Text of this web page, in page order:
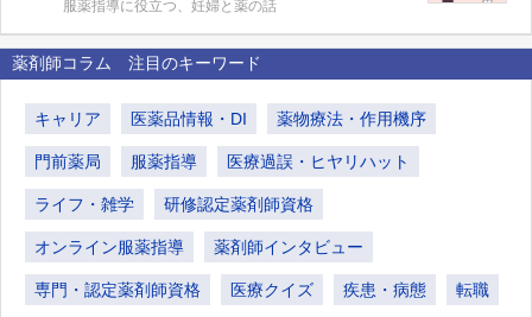
服薬指導に役立つ、妊婦と薬の話
薬剤師コラム 注目のキーワード
キャリア 医薬品情報・DI 薬物療法・作用機序
門前薬局 服薬指導 医療過誤・ヒヤリハット
ライフ・雑学 研修認定薬剤師資格
オンライン服薬指導 薬剤師インタビュー
専門・認定薬剤師資格 医療クイズ 疾患・病態 転職